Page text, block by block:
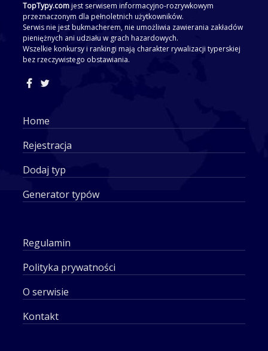
TopTypy.comjest serwisem informacyjno-rozrywkowym
przeznaczonym dla pełnoletnich użytkowników.
Serwis nie jest bukmacherem, nie umożliwia zawierania zakładów
pieniężnych ani udziału w grach hazardowych.
Wszelkie konkursy i rankingi mają charakter rywalizacji typerskiej
bez rzeczywistego obstawiania.
Home
Rejestracja
Dodaj typ
Generator typów
Regulamin
Polityka prywatności
O serwisie
Kontakt